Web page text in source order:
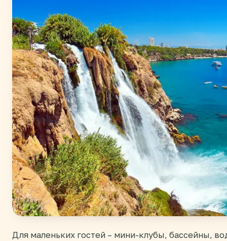
Для маленьких гостей – мини-клубы, бассейны,